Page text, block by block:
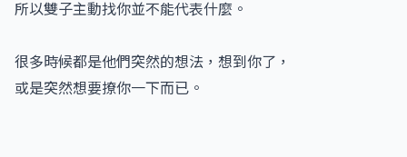
所以雙子主動找你並不能代表什麼。
很多時候都是他們突然的想法，想到你了，
或是突然想要撩你一下而已。